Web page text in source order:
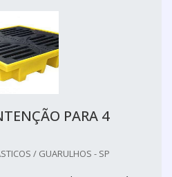
PARA 4
/ GUARULHOS - SP